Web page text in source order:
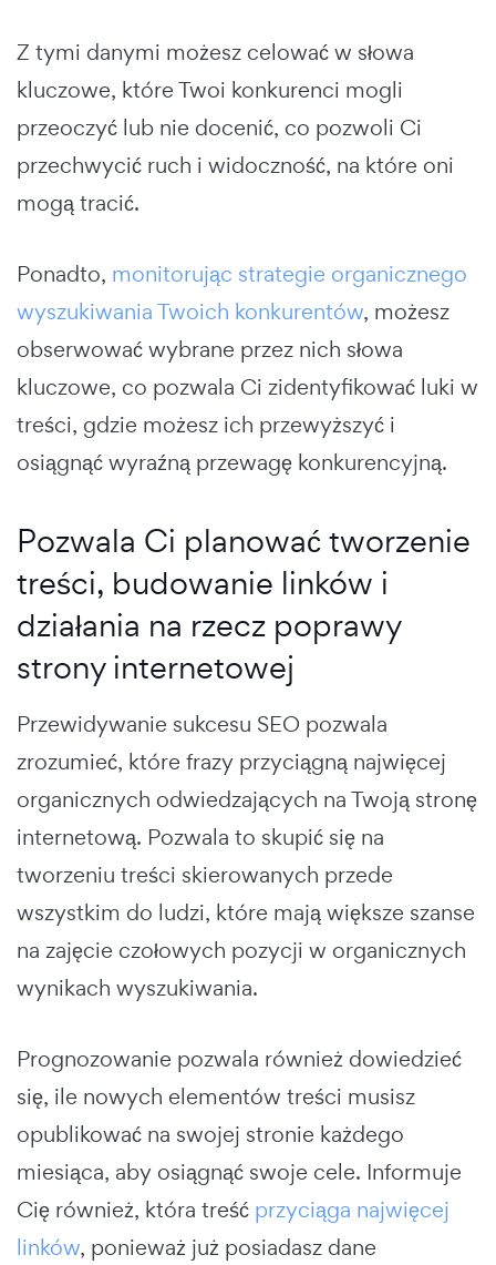
Z tymi danymi możesz celować w słowa
kluczowe, które Twoi konkurenci mogli
przeoczyć lub nie docenić, co pozwoli Ci
przechwycić ruch i widoczność, na które oni
mogą tracić.
Ponadto, monitorując strategie organicznego
wyszukiwania Twoich konkurentów, możesz
obserwować wybrane przez nich słowa
kluczowe, co pozwala Ci zidentyfikować luki w
treści, gdzie możesz ich przewyższyć i
osiągnąć wyraźną przewagę konkurencyjną.
Pozwala Ci planować tworzenie
treści, budowanie linków i
działania na rzecz poprawy
strony internetowej
Przewidywanie sukcesu SEO pozwala
zrozumieć, które frazy przyciągną najwięcej
organicznych odwiedzających na Twoją stronę
internetową. Pozwala to skupić się na
tworzeniu treści skierowanych przede
wszystkim do ludzi, które mają większe szanse
na zajęcie czołowych pozycji w organicznych
wynikach wyszukiwania.
Prognozowanie pozwala również dowiedzieć
się, ile nowych elementów treści musisz
opublikować na swojej stronie każdego
miesiąca, aby osiągnąć swoje cele. Informuje
Cię również, która treść przyciąga najwięcej
linków, ponieważ już posiadasz dane